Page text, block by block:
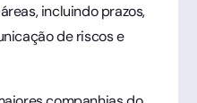
incluindo prazos,
de riscos e